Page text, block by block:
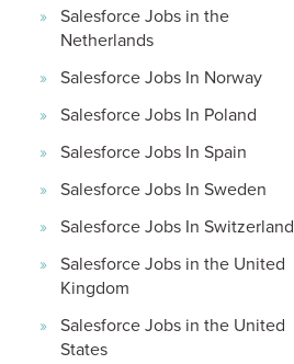
Salesforce Jobs in the
Netherlands
Salesforce Jobs In Norway
Salesforce Jobs In Poland
Salesforce Jobs In Spain
Salesforce Jobs In Sweden
Salesforce Jobs In Switzerland
Salesforce Jobs in the United
Kingdom
Salesforce Jobs in the United
States